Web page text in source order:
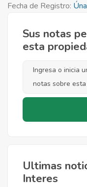
Fecha de Registro:
Sus notas
esta
Ultimas
Interes